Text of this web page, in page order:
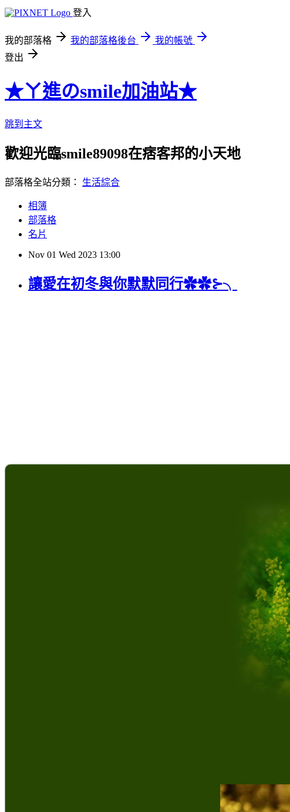
登入
我的部落格 我的部落格後台
我的帳號
登出
★ㄚ進のsmile加油站★
跳到主文
歡迎光臨smile89098在痞客邦的小天地
部落格全站分類： 生活綜合
相簿
部落格
名片
Nov 01 Wed 2023 13:00
讓愛在初冬與你默默同行✿✿⊱╮